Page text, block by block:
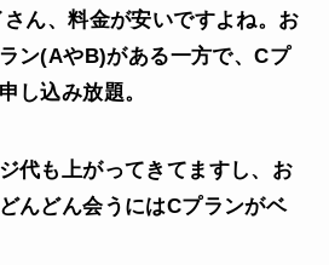
ん、料金が安いですよね。お
ン(AやB)がある一方で、Cプ
し込み放題。
代も上がってきてますし、お
んどん会うにはCプランがベ